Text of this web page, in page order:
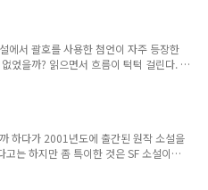
을 의식하여 신경이 예민해진 말처럼 앞
사라마구, 정영목 저 문 손잡이는 집이
말했다. 눈먼 자들의 도시 | 주제 사라마
긴 익명성은 인간성이라는 것을 내려놓
황에서 인간이..
에서 괄호를 사용한 첨언이 자주 등장한
었을까? 읽으면서 흐름이 턱턱 걸린다. 이
동성애와 외도가 등장한다. 그리고, 소설
성애를 잘 표현한 미드로 센스 에잇을 추
편견은 없으나 등장인물들의 찌질함에
과를 받는 것이 당연하다고 생각하는지
것이 사과할 일인지 인식하는 과정이 필
다. 그 과..
하다가 2001년도에 출간된 원작 소설을
는 하지만 좀 특이한 것은 SF 소설이면
설명을 매우 간소하게 하고 넘어간다. 덕